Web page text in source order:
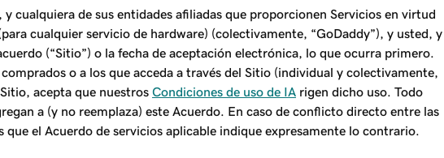
cualquiera de sus entidades afiliadas que proporcionen Servicios en virtud
cualquier servicio de hardware) (colectivamente, “GoDaddy”), y usted, y
(“Sitio”) o la fecha de aceptación electrónica, lo que ocurra primero.
o a los que acceda a través del Sitio (individual y colectivamente,
acepta que nuestros Condiciones de uso de IA rigen dicho uso. Todo
a (y no reemplaza) este Acuerdo. En caso de conflicto directo entre las
el Acuerdo de servicios aplicable indique expresamente lo contrario.